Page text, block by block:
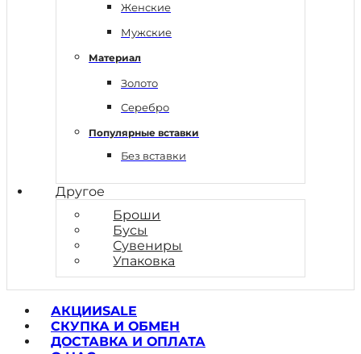
Женские
Мужские
Материал
Золото
Серебро
Популярные вставки
Без вставки
Другое
Броши
Бусы
Сувениры
Упаковка
АКЦИИSALE
СКУПКА И ОБМЕН
ДОСТАВКА И ОПЛАТА